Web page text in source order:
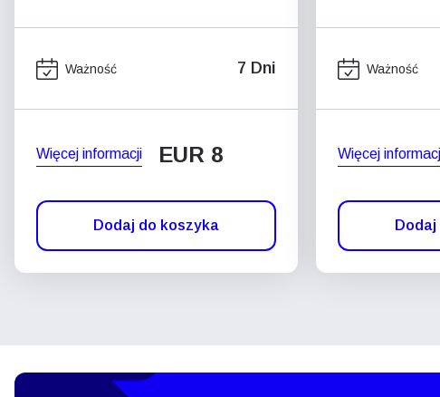
Ważność 7 Dni
Więcej informacji EUR 8
Dodaj do koszyka
Ważność
Więcej